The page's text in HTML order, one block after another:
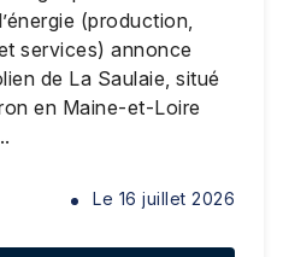
(production,
services) annonce
de La Saulaie, situé
en Maine-et-Loire
Le 16 juillet 2026